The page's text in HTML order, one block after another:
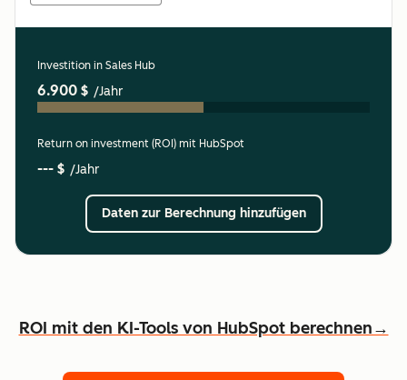
Investition in Sales Hub
6.900 $ /Jahr
Return on investment (ROI) mit HubSpot
--- $ /Jahr
Daten zur Berechnung hinzufügen
ROI mit den KI-Tools von HubSpot berechnen→